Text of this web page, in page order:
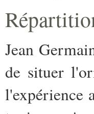
Jean
de situer
l'expérience